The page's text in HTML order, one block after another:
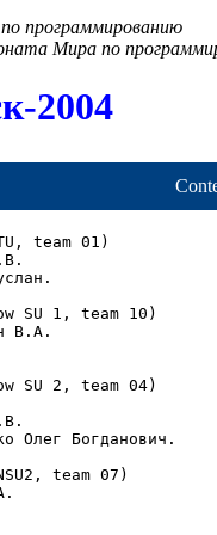
программированию
Мира по
2004
team 01)
SU 1, team 10)
В.А.
SU 2, team 04)
Олег Богданович.
team 07)